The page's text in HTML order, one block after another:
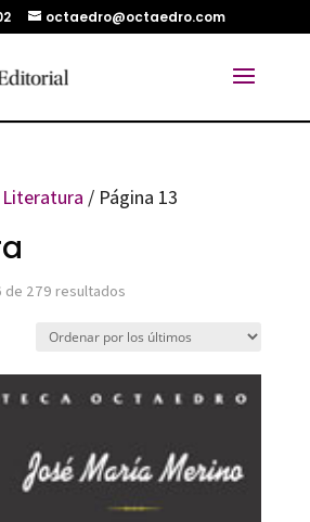
octaedro@octaedro.com
Literatura / Página 13
de 279 resultadosOrdenado